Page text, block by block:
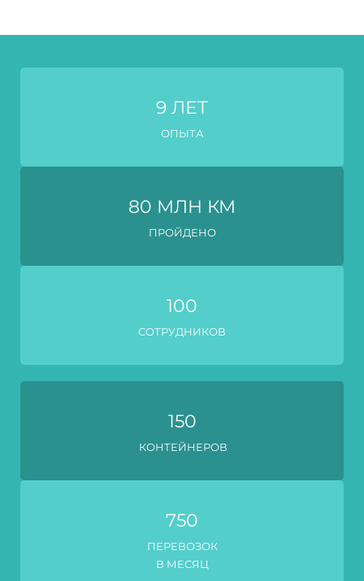
9 ЛЕТ
ОПЫТА
80 МЛН КМ
ПРОЙДЕНО
100
СОТРУДНИКОВ
150
КОНТЕЙНЕРОВ
750
ПЕРЕВОЗОК
В МЕСЯЦ